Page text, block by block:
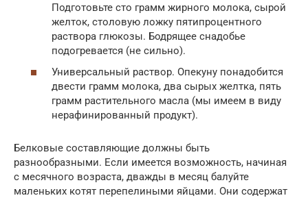
Подготовьте сто грамм жирного молока, сырой
желток, столовую ложку пятипроцентного
раствора глюкозы. Бодрящее снадобье
подогревается (не сильно).
Универсальный раствор. Опекуну понадобится
двести грамм молока, два сырых желтка, пять
грамм растительного масла (мы имеем в виду
нерафинированный продукт).
Белковые составляющие должны быть
разнообразными. Если имеется возможность, начиная
с месячного возраста, дважды в месяц балуйте
маленьких котят перепелиными яйцами. Они содержат